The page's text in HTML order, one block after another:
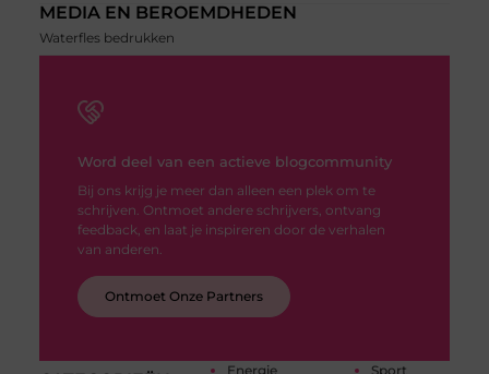
Energie Sport
MEDIA EN BEROEMDHEDEN
Waterfles bedrukken
Word deel van een actieve blogcommunity
Bij ons krijg je meer dan alleen een plek om te
schrijven. Ontmoet andere schrijvers, ontvang
feedback, en laat je inspireren door de verhalen
van anderen.
Ontmoet Onze Partners